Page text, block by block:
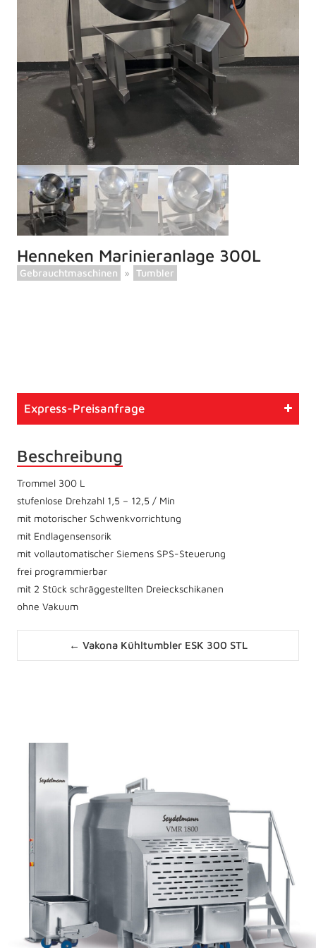
Henneken Marinieranlage 300L
Gebrauchtmaschinen » Tumbler
Zustand
Express-Preisanfrage
Beschreibung
Trommel 300 L
stufenlose Drehzahl 1,5 – 12,5 / Min
mit motorischer Schwenkvorrichtung
mit Endlagensensorik
mit vollautomatischer Siemens SPS-Steuerung
frei programmierbar
mit 2 Stück schräggestellten Dreieckschikanen
ohne Vakuum
navigation
← Vakona Kühltumbler ESK 300 STL